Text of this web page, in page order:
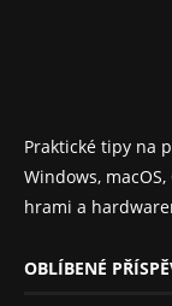
Praktické tipy na
Windows,
hrami a
OBLÍBENÉ